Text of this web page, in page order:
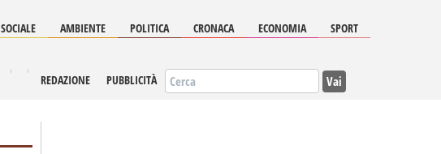
SOCIALE AMBIENTE POLITICA CRONACA ECONOMIA SPORT
REDAZIONE PUBBLICITÀ Vai